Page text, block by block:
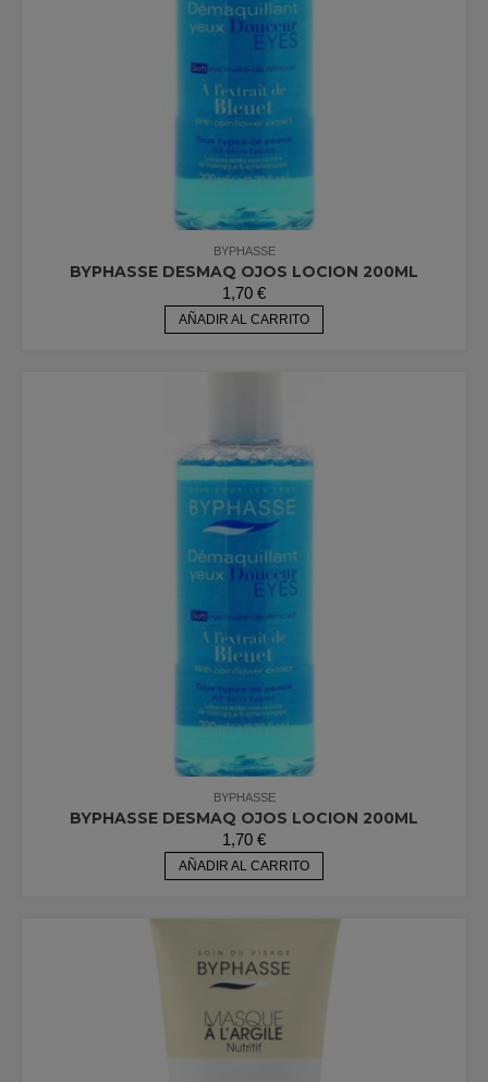
BYPHASSE
BYPHASSE DESMAQ OJOS LOCION 200ML
1,70 €
AÑADIR AL CARRITO
BYPHASSE
BYPHASSE DESMAQ OJOS LOCION 200ML
1,70 €
AÑADIR AL CARRITO